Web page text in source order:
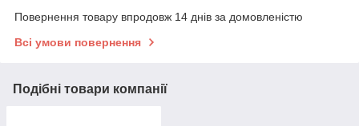
Повернення товару впродовж 14 днів за домовленістю
Всі умови повернення
Подібні товари компанії